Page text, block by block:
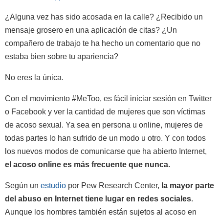
¿Alguna vez has sido acosada en la calle? ¿Recibido un
mensaje grosero en una aplicación de citas? ¿Un
compañero de trabajo te ha hecho un comentario que no
estaba bien sobre tu apariencia?
No eres la única.
Con el movimiento #MeToo, es fácil iniciar sesión en Twitter
o Facebook y ver la cantidad de mujeres que son víctimas
de acoso sexual. Ya sea en persona u online, mujeres de
todas partes lo han sufrido de un modo u otro. Y con todos
los nuevos modos de comunicarse que ha abierto Internet,
el acoso online es más frecuente que nunca.
Según un estudio por Pew Research Center, la mayor parte
del abuso en Internet tiene lugar en redes sociales.
Aunque los hombres también están sujetos al acoso en